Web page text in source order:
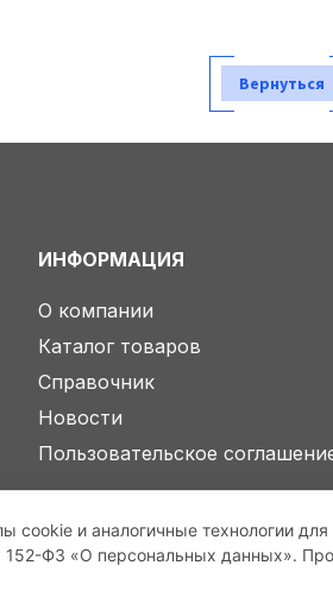
cookie и аналогичные технологии
ФЗ «О персональных данных».
Вернуться
ИНФОРМАЦИЯ
О компании
Каталог товаров
Справочник
Новости
Пользовательское